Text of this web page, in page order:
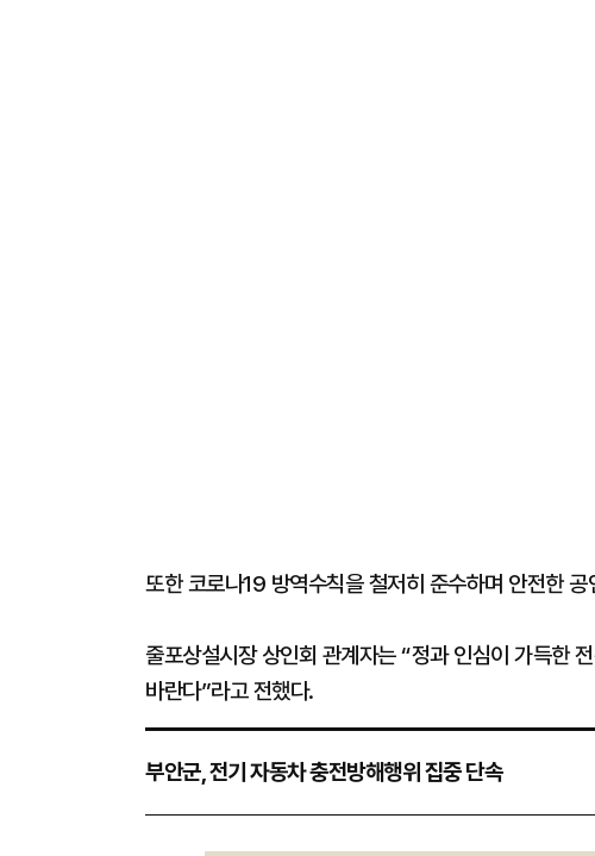
또한 코로나19 방역수칙을 철저히 준수하며 안전한
줄포상설시장 상인회 관계자는 “정과 인심이 가득한
바란다”라고 전했다.
부안군, 전기 자동차 충전방해행위 집중 단속